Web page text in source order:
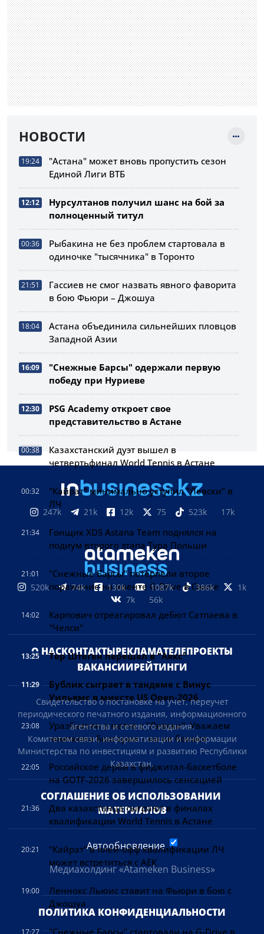
НОВОСТИ
19:24
"Астана" может вновь пропустить сезон
Единой Лиги ВТБ
12:12
Нурсултанов получил шанс на бой за
полноценный титул
00:36
Рыбакина не без проблем стартовала в
одиночке "тысячника" в Торонто
21:51
Гассиев не смог назвать явного фаворита
в бою Фьюри – Джошуа
18:04
Астана объединила сильнейших пловцов
Западной Азии
16:09
"Снежные Барсы" одержали первую
победу при Нуриеве
12:30
PSG Academy откроет свое
представительство в Астане
00:38
Казахстанский дуэт вышел в
четвертьфинал World Tennis в Астане
00:32
"Кайрат" минимально уступил "Левски" в
ЛЧ
21:34
Гонщик XDS Astana Team поднялся на
подиум второго этапа Тура Польши
21:01
"Снежные Барсы" потерпели второе
поражение на ивенте G-Drive в Омске
14:02
Карпович отреагировал дебют Сатпаева в
"Челси"
13:25 Тер Штеген перешел в "Аякс"
11:29
Бублик сыграет в тандеме с Винус
Уильямс в миксте US Open-2026
23:08
Уразбахтин о матче с "Левски": Уважаем
чемпиона Болгарии – но не боимся
22:05
Российское дерби в фиджитал-баскетболе
на GOTF-2026 завершилось сенсацией
21:36
Два казахстанца сыграют в финалах
квалификации World Tennis в Астане
20:21
"Кайрат" в плей-офф квалификации ЛЧ
может встретиться с АЕК
19:00
Леннокс Льюис ставит на Фьюри в бою с
Джошуа
17:27 "Снежные Барсы" стартовали на G-Drive в
247k 21k 12k 75 523k 17k
520k 74k 130k 1087k 386k
1k
7k
56k
О НАСКОНТАКТЫРЕКЛАМАТЕЛЕПРОЕКТЫ
ВАКАНСИИРЕЙТИНГИ
Свидетельство о постановке на учет, переучет
периодического печатного издания, информационного
агентства и сетевого издания.
Комитетом связи, информатизации и информации
Министерства по инвестициям и развитию Республики
Казахстан.
СОГЛАШЕНИЕ ОБ ИСПОЛЬЗОВАНИИ
МАТЕРИАЛОВ
Автообновление
Медиахолдинг «Atameken Business»
ПОЛИТИКА КОНФИДЕНЦИАЛЬНОСТИ